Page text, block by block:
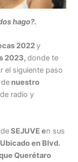
hago?.
2022y
2023, donde te
el siguiente paso
nuestro
radio y
SEJUVE en sus
en Blvd.
Querétaro